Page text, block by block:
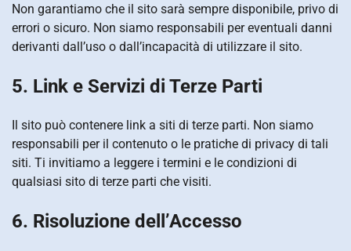
Non garantiamo che il sito sarà sempre disponibile, privo di
errori o sicuro. Non siamo responsabili per eventuali danni
derivanti dall’uso o dall’incapacità di utilizzare il sito.
5. Link e Servizi di Terze Parti
Il sito può contenere link a siti di terze parti. Non siamo
responsabili per il contenuto o le pratiche di privacy di tali
siti. Ti invitiamo a leggere i termini e le condizioni di
qualsiasi sito di terze parti che visiti.
6. Risoluzione dell’Accesso